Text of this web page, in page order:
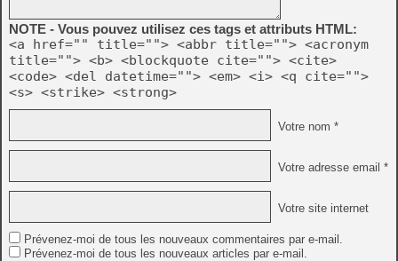
NOTE - Vous pouvez utilisez ces tags et attributs HTML:
<a href="" title=""> <abbr title=""> <acronym
title=""> <b> <blockquote cite=""> <cite>
<code> <del datetime=""> <em> <i> <q cite="">
<s> <strike> <strong>
Votre nom *
Votre adresse email *
Votre site internet
Prévenez-moi de tous les nouveaux commentaires par e-mail.
Prévenez-moi de tous les nouveaux articles par e-mail.